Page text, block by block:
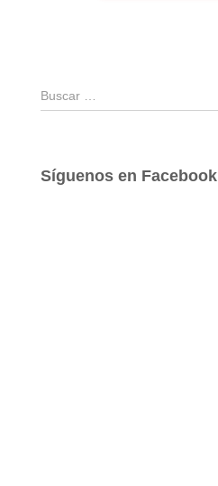
B
u
a
Síguenos en Facebook